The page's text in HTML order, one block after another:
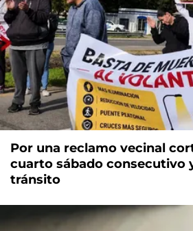
Por una reclamo vecinal
cuarto sábado consecutivo
tránsito